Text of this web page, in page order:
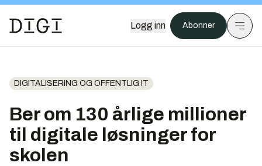
Logg inn Abonner
DIGITALISERING OG OFFENTLIG IT
Ber om 130 årlige millioner
til digitale løsninger for
skolen